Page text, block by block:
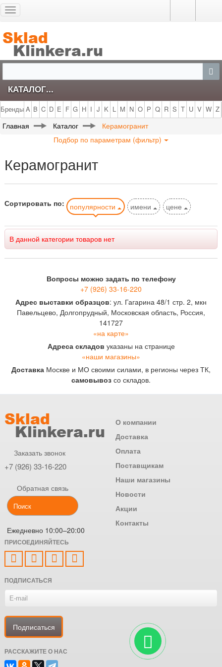
Toggle
КАТАЛОГ...
Бренды A B C D E F G H I J K L M N O P Q R S T U V W Z
Главная Каталог
Керамогранит
Подбор по параметрам (фильтр)
Керамогранит
Сортировать по: популярности имени цене
В данной категории товаров нет
Вопросы можно задать по телефону
+7 (926) 33-16-220
Адрес выставки образцов: ул. Гагарина 48/1 стр. 2, мкн
Павельцево, Долгопрудный, Московская область, Россия,
141727
«на карте»
Адреса складов указаны на странице
«наши магазины»
Доставка Москве и МО своими силами, в регионы через ТК,
самовывоз со складов.
Заказать звонок
+7 (926) 33-16-220
Обратная связь
Ежедневно 10:00–20:00
О компании
Доставка
Оплата
Поставщикам
Наши магазины
Новости
Акции
Контакты
ПРИСОЕДИНЯЙТЕСЬ
ПОДПИСАТЬСЯ
РАССКАЖИТЕ О НАС